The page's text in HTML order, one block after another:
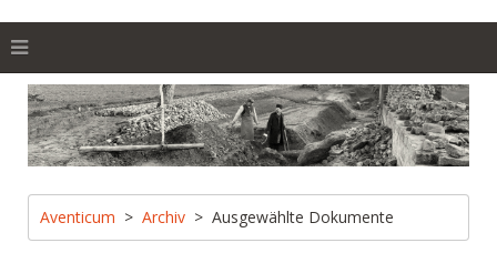
Aventicum Archiv Ausgewählte Dokumente